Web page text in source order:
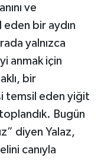
ve
eden bir aydın
yalnızca
anmak için
bir
temsil eden yiğit
Bugün
diyen Yalaz,
canıyla